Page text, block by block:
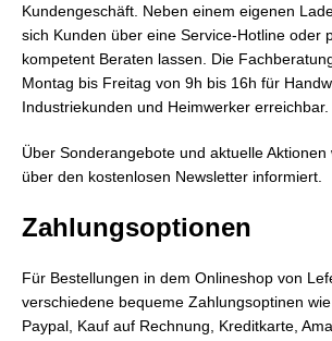
Kundengeschäft. Neben einem eigenen
sich Kunden über eine Service-Hotline oder
kompetent Beraten lassen. Die
Montag bis Freitag von 9h bis 16h für
Industriekunden und Heimwerker erreichbar.
Über Sonderangebote und aktuelle
über den kostenlosen Newsletter informiert.
Zahlungsoptionen
Für Bestellungen in dem Onlineshop von
verschiedene bequeme Zahlungsoptinen
Paypal, Kauf auf Rechnung, Kreditkarte,